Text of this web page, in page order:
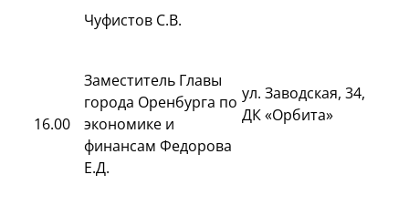
Чуфистов С.В.
16.00
Заместитель Главы
города Оренбурга по
экономике и
финансам Федорова
Е.Д.
ул. Заводская, 34,
ДК «Орбита»